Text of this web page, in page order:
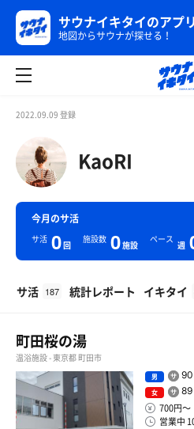
サウナイキタイのアプリ
地図からサウナが探せる！
2022.09.09 登録
KaoRI
今月のサ活
サ活 0回
施設数 0施設
ペース
週
サ活 187 統計レポート イキタイ
町田桜の湯
温浴施設 - 東京都 町田市
男 90
女 89
700円〜
営業中